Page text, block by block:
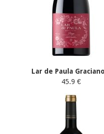
Lar de Paula
45.9 €